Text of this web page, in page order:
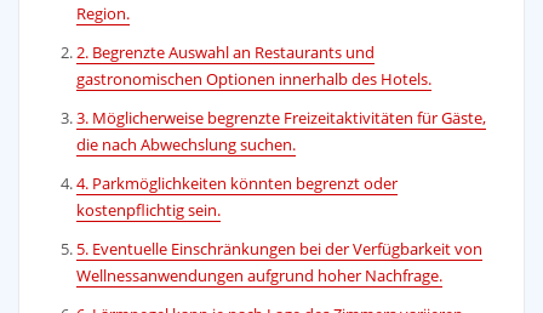
Region.
2. Begrenzte Auswahl an Restaurants und
gastronomischen Optionen innerhalb des Hotels.
3. Möglicherweise begrenzte Freizeitaktivitäten für Gäste,
die nach Abwechslung suchen.
4. Parkmöglichkeiten könnten begrenzt oder
kostenpflichtig sein.
5. Eventuelle Einschränkungen bei der Verfügbarkeit von
Wellnessanwendungen aufgrund hoher Nachfrage.